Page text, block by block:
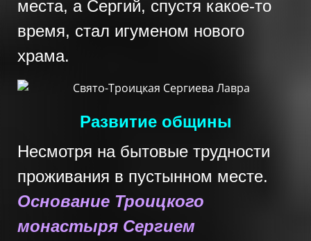
места, а Сергий, спустя какое-то
время, стал игуменом нового
храма.
Развитие общины
Несмотря на бытовые трудности
проживания в пустынном месте.
Основание Троицкого
монастыря Сергием